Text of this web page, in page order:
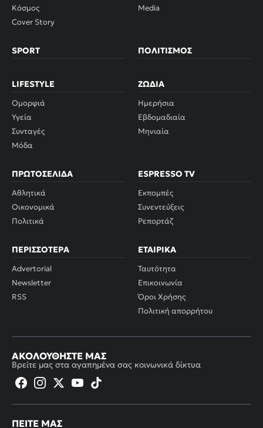
Κόσμος
Cover Story
Media
SPORT ΠΟΛΙΤΙΣΜΌΣ
LIFESTYLE
Ομορφιά
Υγεία
Συνταγές
Μόδα
ΖΏΔΙΑ
Ημερήσια
Εβδομαδιαία
Μηνιαία
ΠΡΩΤΟΣΈΛΙΔΑ
Αθλητικά
Οικονομικά
Πολιτικά
ESPRESSO TV
Εκπομπές
Συνεντεύξεις
Ρεπορτάζ
ΠΕΡΙΣΣΌΤΕΡΑ
Advertorial
Newsletter
RSS
ΕΤΑΙΡΙΚΆ
Ταυτότητα
Επικοινωνία
Όροι Χρήσης
Πολιτική απορρήτου
ΑΚΟΛΟΥΘΉΣΤΕ ΜΑΣ
Βρείτε μας στα αγαπημένα σας κοινωνικά δίκτυα
ΠΕΊΤΕ ΜΑΣ